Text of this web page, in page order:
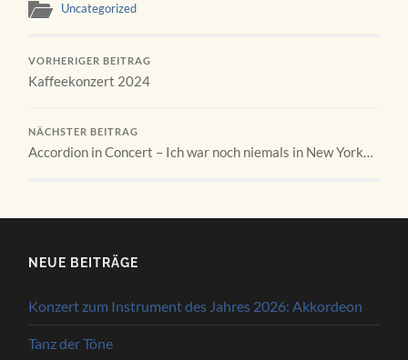
Uncategorized
VORHERIGER BEITRAG
Kaffeekonzert 2024
NÄCHSTER BEITRAG
Accordion in Concert – Ich war noch niemals in New York…
NEUE BEITRÄGE
Konzert zum Instrument des Jahres 2026: Akkordeon
Tanz der Töne